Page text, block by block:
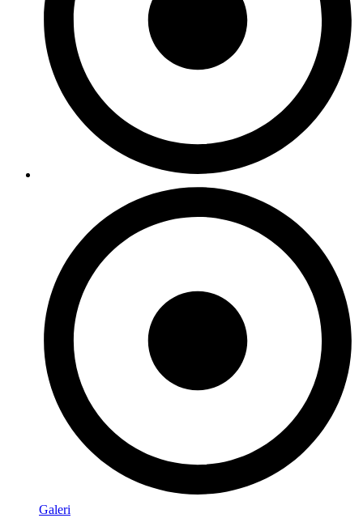
Galeri